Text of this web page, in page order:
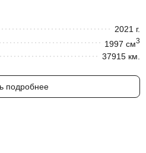
2021 г.
1997 cм3
37915 км.
подробнее